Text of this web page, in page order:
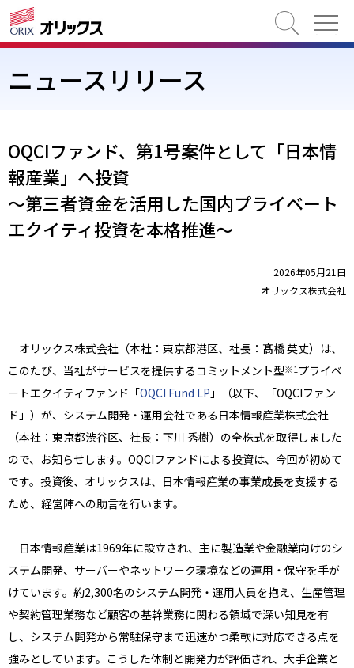
検索
ニュースリリース
OQCIファンド、第1号案件として「日本情
報産業」へ投資
～第三者資金を活用した国内プライベート
エクイティ投資を本格推進～
2026年05月21日
オリックス株式会社
オリックス株式会社（本社：東京都港区、社長：髙橋 英丈）は、
このたび、当社がサービスを提供するコミットメント型※1 プライベ
ートエクイティファンド「OQCI Fund LP 」（以下、「OQCIファン
ド」）が、システム開発・運用会社である日本情報産業株式会社
（本社：東京都渋谷区、社長：下川 秀樹）の全株式を取得しました
ので、お知らせします。OQCIファンドによる投資は、今回が初めて
です。投資後、オリックスは、日本情報産業の事業成長を支援する
ため、経営陣への助言を行います。
日本情報産業は1969年に設立され、主に製造業や金融業向けのシ
ステム開発、サーバーやネットワーク環境などの運用・保守を手が
けています。約2,300名のシステム開発・運用人員を抱え、生産管理
や契約管理業務など顧客の基幹業務に関わる領域で深い知見を有
し、システム開発から常駐保守まで迅速かつ柔軟に対応できる点を
強みとしています。こうした体制と開発力が評価され、大手企業と